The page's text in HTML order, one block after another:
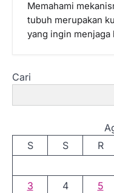
Memahami
tubuh merupakan
yang ingin
Cari
S
S R
3
4 5